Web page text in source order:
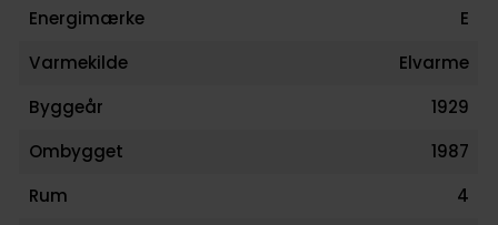
Energimærke
E
Varmekilde
Elvarme
Byggeår
1929
Ombygget
1987
Rum
4